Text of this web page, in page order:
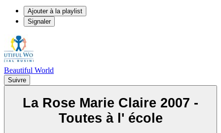
Ajouter à la playlist
Signaler
Beautiful World
Suivre
La Rose Marie Claire 2007 -
Toutes à l' école